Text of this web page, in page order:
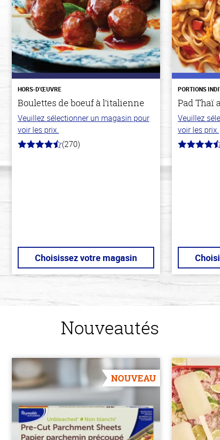
HORS-D'ŒUVRE
Boulettes de boeuf à l’italienne
Veuillez sélectionner un magasin pour
voir les prix.
4.5
(270)
Choisissez votre magasin
PORTIONS
Pad Thaï
Veuillez
voir les prix.
4.3
Nouveautés
NOUVEAU